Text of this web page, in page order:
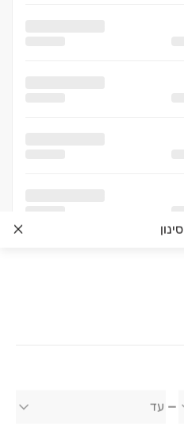
סינון